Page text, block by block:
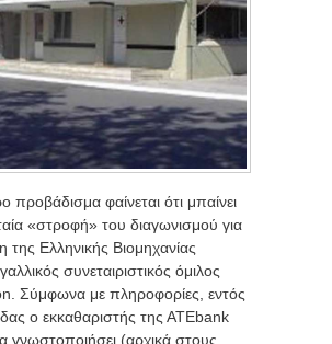
προβάδισμα φαίνεται ότι μπαίνει
«στροφή» του διαγωνισμού για
Ελληνικής Βιομηχανίας
συνεταιριστικός όμιλος
Σύμφωνα με πληροφορίες, εντός
ο εκκαθαριστής της ΑΤΕbank
γνωστοποιήσει (αρχικά στους